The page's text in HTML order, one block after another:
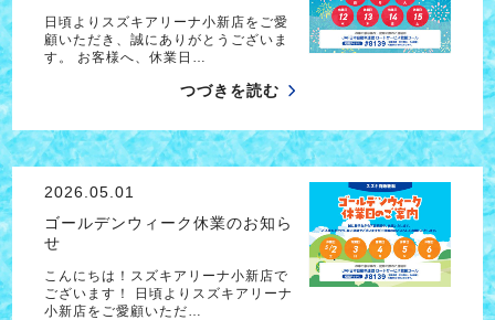
日頃よりスズキアリーナ小新店をご愛
顧いただき、誠にありがとうございま
す。 お客様へ、休業日…
つづきを読む
2026.05.01
ゴールデンウィーク休業のお知ら
せ
こんにちは！スズキアリーナ小新店で
ございます！ 日頃よりスズキアリーナ
小新店をご愛顧いただ…